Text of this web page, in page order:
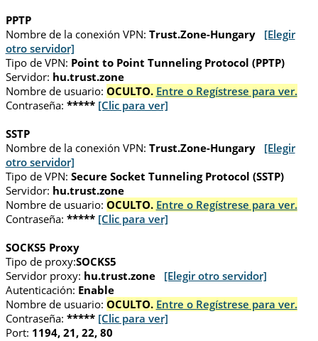
PPTP
Nombre de la conexión VPN: Trust.Zone-Hungary
[Elegir
otro servidor]
Tipo de VPN: Point to Point Tunneling Protocol (PPTP)
Servidor: hu.trust.zone
Nombre de usuario: OCULTO. Entre o Regístrese para ver.
Contraseña: ***** [Clic para ver]
SSTP
Nombre de la conexión VPN: Trust.Zone-Hungary
[Elegir
otro servidor]
Tipo de VPN: Secure Socket Tunneling Protocol (SSTP)
Servidor: hu.trust.zone
Nombre de usuario: OCULTO. Entre o Regístrese para ver.
Contraseña: ***** [Clic para ver]
SOCKS5 Proxy
Tipo de proxy:SOCKS5
Servidor proxy: hu.trust.zone
[Elegir otro servidor]
Autenticación: Enable
Nombre de usuario: OCULTO. Entre o Regístrese para ver.
Contraseña: ***** [Clic para ver]
Port: 1194, 21, 22, 80